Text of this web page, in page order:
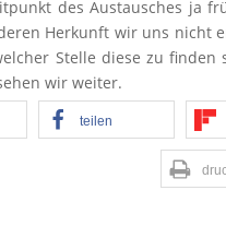
des Austausches ja
Herkunft wir uns nicht
Stelle diese zu finden
wir weiter.
teilen